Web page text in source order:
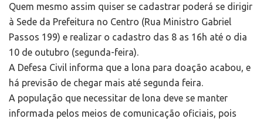
Quem mesmo assim quiser se cadastrar poderá se dirigir
à Sede da Prefeitura no Centro (Rua Ministro Gabriel
Passos 199) e realizar o cadastro das 8 as 16h até o dia
10 de outubro (segunda-feira).
A Defesa Civil informa que a lona para doação acabou, e
há previsão de chegar mais até segunda feira.
A população que necessitar de lona deve se manter
informada pelos meios de comunicação oficiais, pois